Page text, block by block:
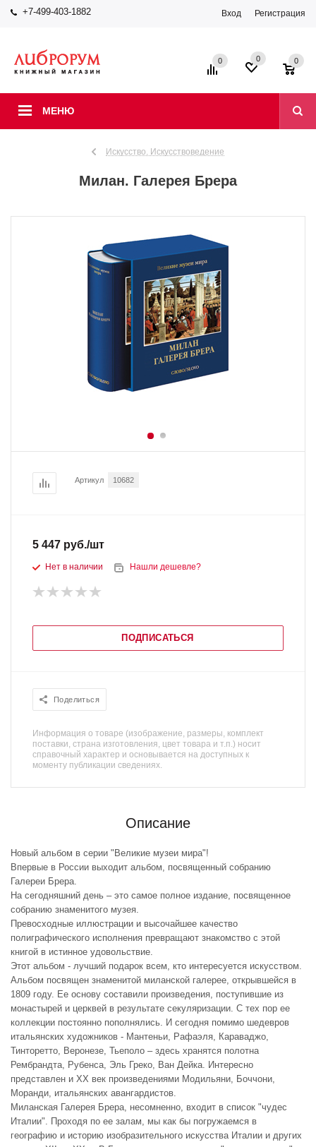
+7-499-403-1882 Вход Регистрация
МЕНЮ
0 0 0
Искусство. Искусствоведение
Милан. Галерея Брера
Артикул 10682
5 447 руб./шт
Нет в наличии Нашли дешевле?
ПОДПИСАТЬСЯ
Поделиться
Информация о товаре (изображение, размеры, комплект
поставки, страна изготовления, цвет товара и т.п.) носит
справочный характер и основывается на доступных к
моменту публикации сведениях.
Описание
Новый альбом в серии "Великие музеи мира"!
Впервые в России выходит альбом, посвященный собранию
Галереи Брера.
На сегодняшний день – это самое полное издание, посвященное
собранию знаменитого музея.
Превосходные иллюстрации и высочайшее качество
полиграфического исполнения превращают знакомство с этой
книгой в истинное удовольствие.
Этот альбом - лучший подарок всем, кто интересуется искусством.
Альбом посвящен знаменитой миланской галерее, открывшейся в
1809 году. Ее основу составили произведения, поступившие из
монастырей и церквей в результате секуляризации. С тех пор ее
коллекции постоянно пополнялись. И сегодня помимо шедевров
итальянских художников - Мантеньи, Рафаэля, Караваджо,
Тинторетто, Веронезе, Тьеполо – здесь хранятся полотна
Рембрандта, Рубенса, Эль Греко, Ван Дейка. Интересно
представлен и ХХ век произведениями Модильяни, Боччони,
Моранди, итальянских авангардистов.
Миланская Галерея Брера, несомненно, входит в список "чудес
Италии". Проходя по ее залам, мы как бы погружаемся в
географию и историю изобразительного искусства Италии и других